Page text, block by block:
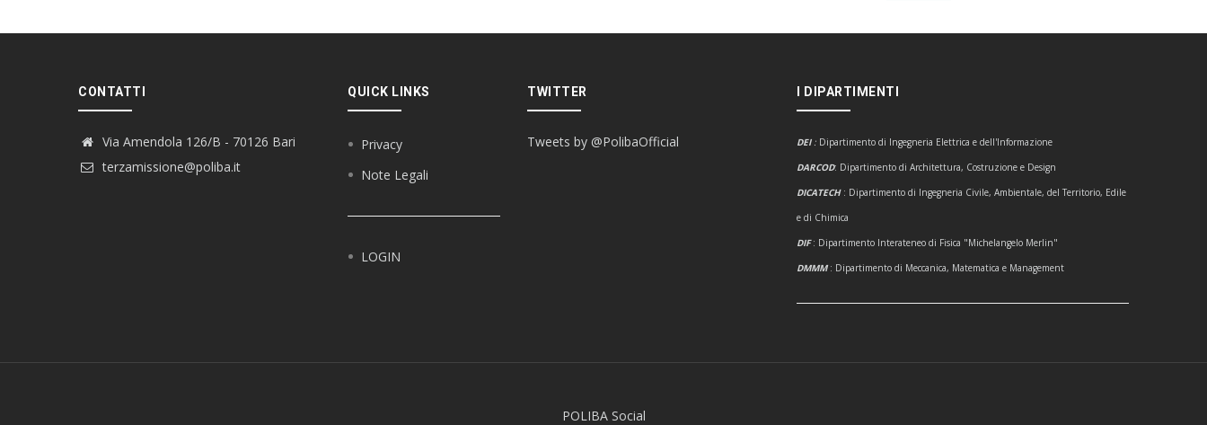
CONTATTI
Via Amendola 126/B - 70126 Bari
terzamissione@poliba.it
QUICK LINKS
Privacy
Note Legali
LOGIN
TWITTER
Tweets by @PolibaOfficial
I DIPARTIMENTI
DEI : Dipartimento di Ingegneria Elettrica e dell'Informazione
DARCOD: Dipartimento di Architettura, Costruzione e Design
DICATECH : Dipartimento di Ingegneria Civile, Ambientale, del Territorio, Edile
e di Chimica
DIF: Dipartimento Interateneo di Fisica "Michelangelo Merlin"
DMMM: Dipartimento di Meccanica, Matematica e Management
POLIBA Social